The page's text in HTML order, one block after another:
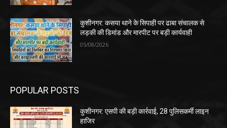
कुशीनगर: कसया थाने के सिपाही पर ढाबा संचालक से
लड़की की डिमांड और मारपीट पर बड़ी कार्यवाही
05/08/2026
POPULAR POSTS
कुशीनगर: एसपी की बड़ी कार्रवाई, 28 पुलिसकर्मी लाइन
हाजिर